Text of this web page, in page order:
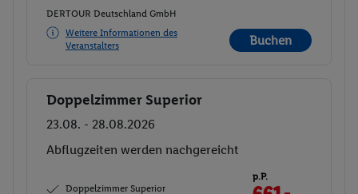
DERTOUR Deutschland GmbH
Weitere Informationen des
Veranstalters
Buchen
Buchen
Doppelzimmer Superior
23.08. - 28.08.2026
Abflugzeiten werden nachgereicht
Doppelzimmer Superior
p.P.